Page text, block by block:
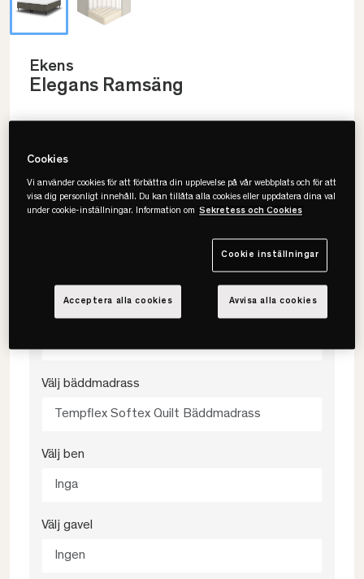
Ekens
Elegans Ramsäng
Välj storlek
160x200
Välj bäddmadrass
Tempflex Softex Quilt Bäddmadrass
Välj ben
Inga
Välj gavel
Ingen
Cookies
Vi använder cookies för att förbättra din upplevelse på vår webbplats och för att
visa dig personligt innehåll. Du kan tillåta alla cookies eller uppdatera dina val
under cookie-inställningar. Information om Sekretess och Cookies
Cookie inställningar
Avvisa alla cookies
Acceptera alla cookies